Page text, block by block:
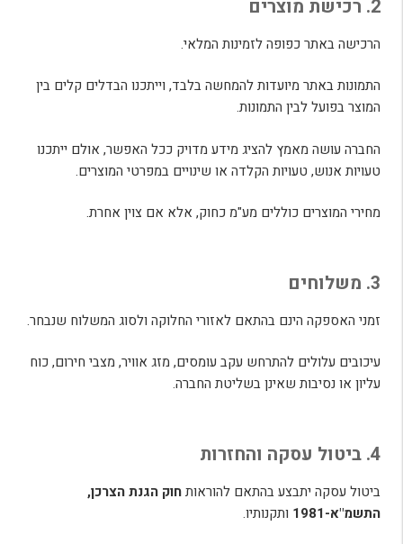
2. רכישת מוצרים
הרכישה באתר כפופה לזמינות המלאי.
התמונות באתר מיועדות להמחשה בלבד, וייתכנו הבדלים קלים בין
המוצר בפועל לבין התמונות.
החברה עושה מאמץ להציג מידע מדויק ככל האפשר, אולם ייתכנו
טעויות אנוש, טעויות הקלדה או שינויים במפרטי המוצרים.
מחירי המוצרים כוללים מע"מ כחוק, אלא אם צוין אחרת.
3. משלוחים
זמני האספקה הינם בהתאם לאזורי החלוקה ולסוג המשלוח שנבחר.
עיכובים עלולים להתרחש עקב עומסים, מזג אוויר, מצבי חירום, כוח
עליון או נסיבות שאינן בשליטת החברה.
4. ביטול עסקה והחזרות
ביטול עסקה יתבצע בהתאם להוראותחוק הגנת הצרכן,
התשמ"א-1981
ותקנותיו.